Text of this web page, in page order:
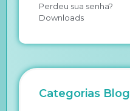
Perdeu sua senha?
Downloads
Categorias Blog